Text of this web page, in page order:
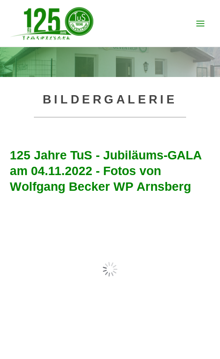
BILDERGALERIE
125 Jahre TuS - Jubiläums-GALA
am 04.11.2022 - Fotos von
Wolfgang Becker WP Arnsberg